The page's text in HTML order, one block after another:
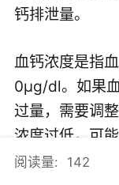
钙排泄量。
血钙浓度是指
0μg/dl。如果
过量，需要调
浓度过低，可
补充钙。
阅读量: 142